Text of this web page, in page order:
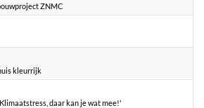
ZNMC
kleurrijk
daar kan je wat mee!'